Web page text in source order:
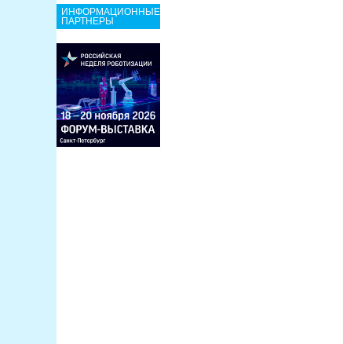
ИНФОРМАЦИОННЫЕ
ПАРТНЕРЫ